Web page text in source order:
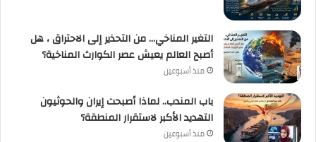
التغير المناخي… من التحذير إلى الاحتراق ، هل
أصبح العالم يعيش عصر الكوارث المناخية؟
منذ أسبوعين
باب المندب.. لماذا أصبحت إيران والحوثيون
التهديد الأكبر لاستقرار المنطقة؟
منذ أسبوعين